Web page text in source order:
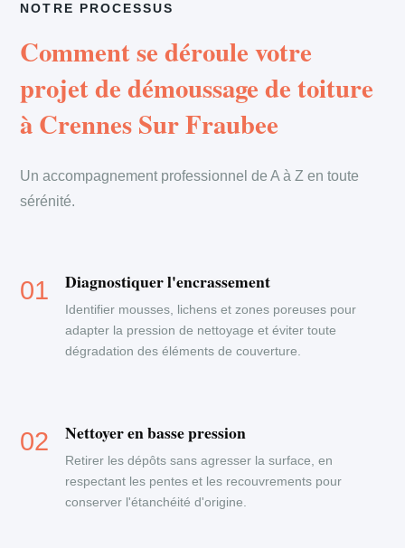
NOTRE PROCESSUS
Comment se déroule votre
projet de démoussage de toiture
à Crennes Sur Fraubee
Un accompagnement professionnel de A à Z en toute
sérénité.
Diagnostiquer l'encrassement
Identifier mousses, lichens et zones poreuses pour
adapter la pression de nettoyage et éviter toute
dégradation des éléments de couverture.
Nettoyer en basse pression
Retirer les dépôts sans agresser la surface, en
respectant les pentes et les recouvrements pour
conserver l'étanchéité d'origine.